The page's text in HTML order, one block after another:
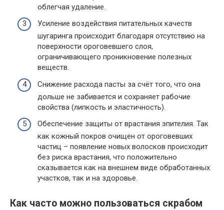
облегчая удаление.
Усиление воздействия питательных качеств
шугаринга происходит благодаря отсутствию на
поверхности ороговевшего слоя,
ограничивающего проникновение полезных
веществ.
Снижение расхода пасты за счёт того, что она
дольше не забивается и сохраняет рабочие
свойства (липкость и эластичность).
Обеспечение защиты от врастания эпителия. Так
как кожный покров очищен от ороговевших
частиц – появление новых волосков происходит
без риска врастания, что положительно
сказывается как на внешнем виде обработанных
участков, так и на здоровье.
Как часто можно пользоваться скрабом